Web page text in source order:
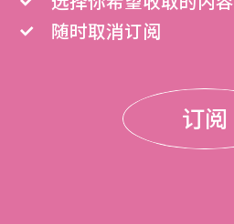
随时取消订阅
订阅